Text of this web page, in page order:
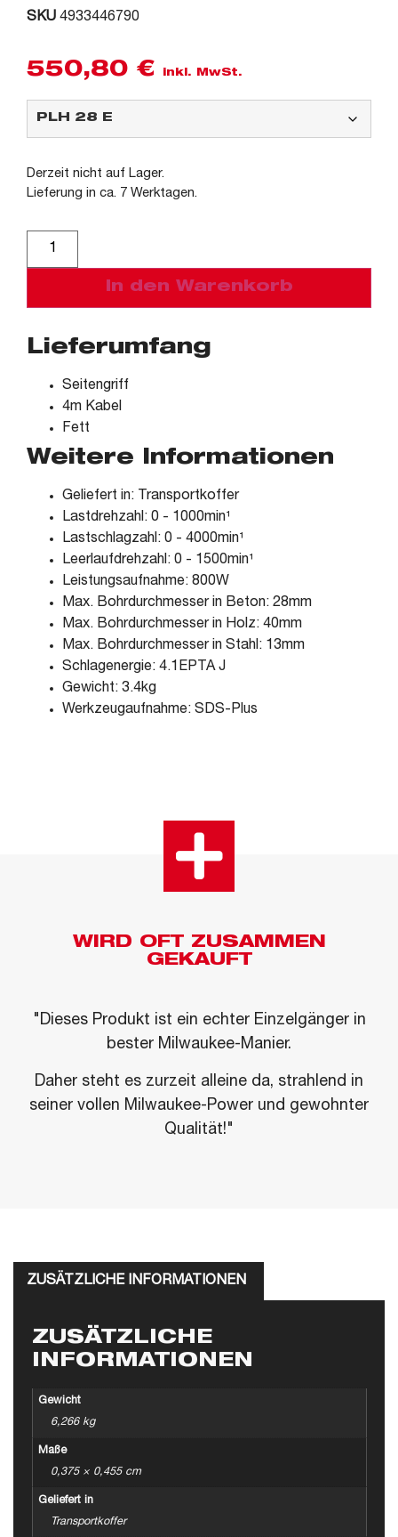
SKU 4933446790
550,80 € inkl. MwSt.
Derzeit nicht auf Lager.
Lieferung in ca. 7 Werktagen.
In den Warenkorb
Lieferumfang
Seitengriff
4m Kabel
Fett
Weitere Informationen
Geliefert in: Transportkoffer
Lastdrehzahl: 0 - 1000min¹
Lastschlagzahl: 0 - 4000min¹
Leerlaufdrehzahl: 0 - 1500min¹
Leistungsaufnahme: 800W
Max. Bohrdurchmesser in Beton: 28mm
Max. Bohrdurchmesser in Holz: 40mm
Max. Bohrdurchmesser in Stahl: 13mm
Schlagenergie: 4.1EPTA J
Gewicht: 3.4kg
Werkzeugaufnahme: SDS-Plus
WIRD OFT ZUSAMMEN
GEKAUFT
"Dieses Produkt ist ein echter Einzelgänger in
bester Milwaukee-Manier.
Daher steht es zurzeit alleine da, strahlend in
seiner vollen Milwaukee-Power und gewohnter
Qualität!"
ZUSÄTZLICHE INFORMATIONEN
ZUSÄTZLICHE
INFORMATIONEN
Gewicht
6,266 kg
Maße
0,375 × 0,455 cm
Geliefert in
Transportkoffer